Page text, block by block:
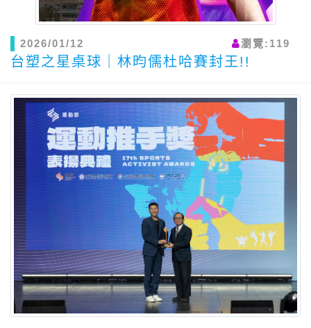
2026/01/12 瀏覽:119
台塑之星桌球｜林昀儒杜哈賽封王!!